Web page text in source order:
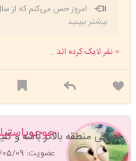
امروز حس می‌کنم که از
امیدهای واهی رها شده‌ام.
بیشتر ببینید
0 نفر لایک کرده اند ...
عضویت: 1398/05/09
هرچی منطقه بالاتر باشه و